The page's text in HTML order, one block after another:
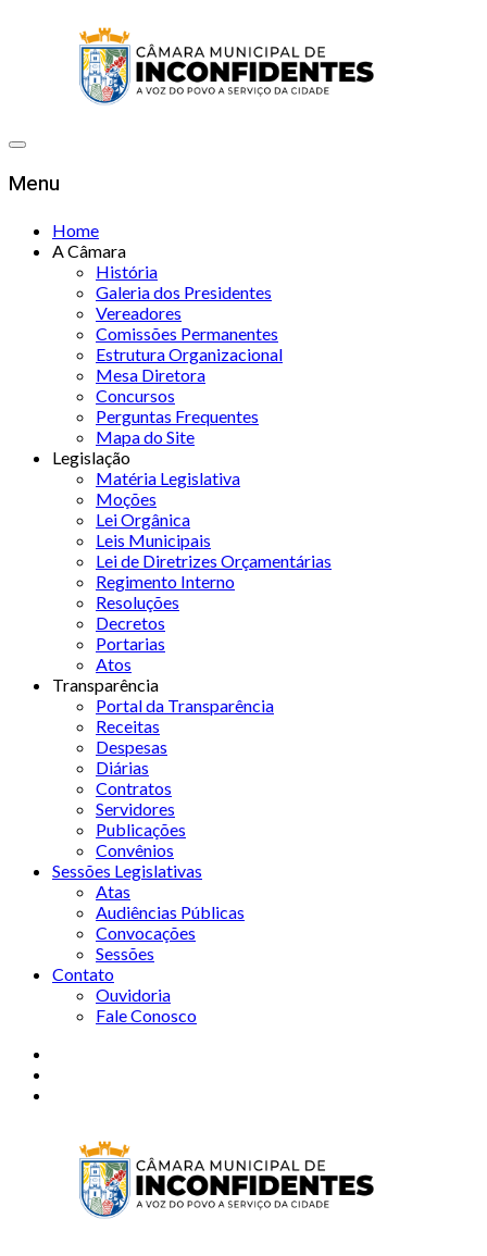
Menu
Home
A Câmara
História
Galeria dos Presidentes
Vereadores
Comissões Permanentes
Estrutura Organizacional
Mesa Diretora
Concursos
Perguntas Frequentes
Mapa do Site
Legislação
Matéria Legislativa
Moções
Lei Orgânica
Leis Municipais
Lei de Diretrizes Orçamentárias
Regimento Interno
Resoluções
Decretos
Portarias
Atos
Transparência
Portal da Transparência
Receitas
Despesas
Diárias
Contratos
Servidores
Publicações
Convênios
Sessões Legislativas
Atas
Audiências Públicas
Convocações
Sessões
Contato
Ouvidoria
Fale Conosco